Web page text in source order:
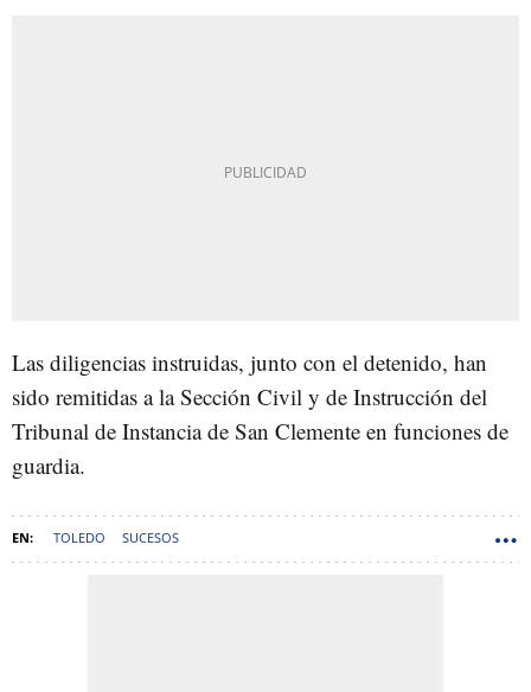
Las diligencias instruidas, junto con el detenido, han
sido remitidas a la Sección Civil y de Instrucción del
Tribunal de Instancia de San Clemente en funciones de
guardia.
TOLEDO SUCESOS